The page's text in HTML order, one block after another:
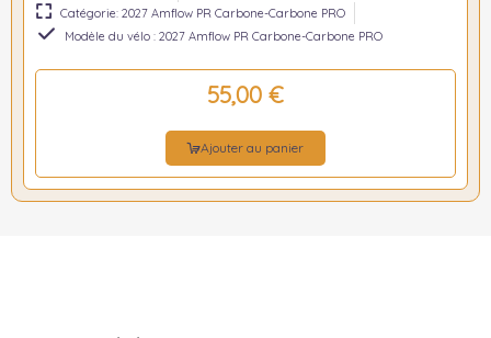
Catégorie: 2027 Amflow PR Carbone-Carbone PRO
Modèle du vélo : 2027 Amflow PR Carbone-Carbone PRO
55,00 €
Ajouter au panier